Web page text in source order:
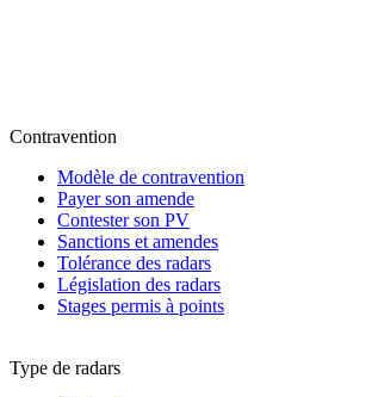
Contravention
Modèle de contravention
Payer son amende
Contester son PV
Sanctions et amendes
Tolérance des radars
Législation des radars
Stages permis à points
Type de radars